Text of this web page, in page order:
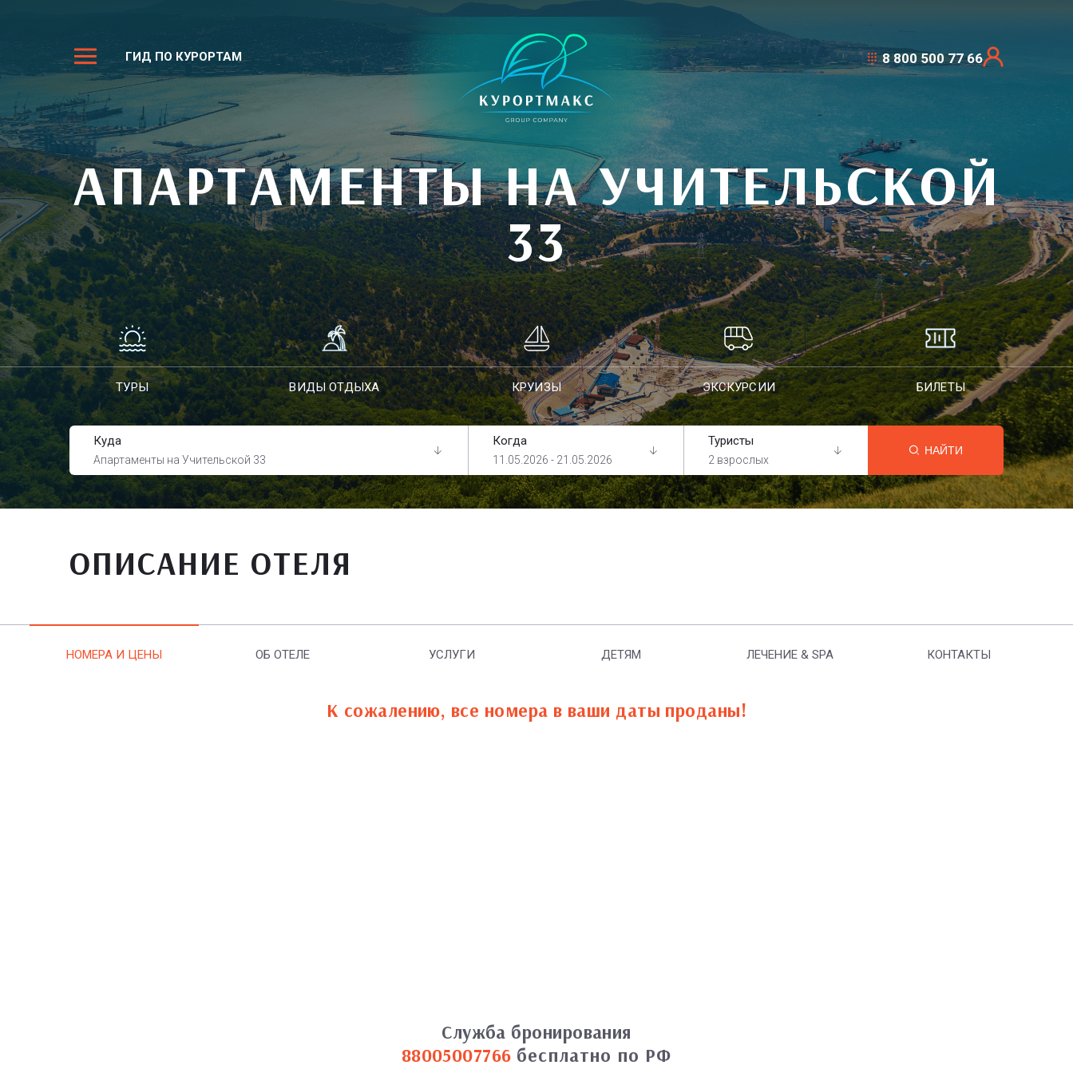
ГИД ПО КУРОРТАМ 8 800 500 77 66
АПАРТАМЕНТЫ НА УЧИТЕЛЬСКОЙ
33
ТУРЫ ВИДЫ ОТДЫХА КРУИЗЫ ЭКСКУРСИИ БИЛЕТЫ
Куда
Апартаменты на Учительской 33
Когда
11.05.2026 - 21.05.2026
Туристы
2 взрослых
НАЙТИ
ОПИСАНИЕ ОТЕЛЯ
НОМЕРА И ЦЕНЫ ОБ ОТЕЛЕ УСЛУГИ ДЕТЯМ ЛЕЧЕНИЕ & SPA КОНТАКТЫ
К сожалению, все номера в ваши даты проданы!
Служба бронирования
88005007766 бесплатно по РФ